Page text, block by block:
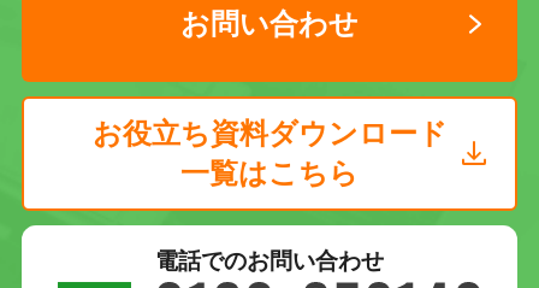
お問い合わせ
お役立ち資料ダウンロード
一覧はこちら
電話でのお問い合わせ